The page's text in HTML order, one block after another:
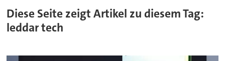
Diese Seite zeigt Artikel zu diesem Tag:
leddar tech